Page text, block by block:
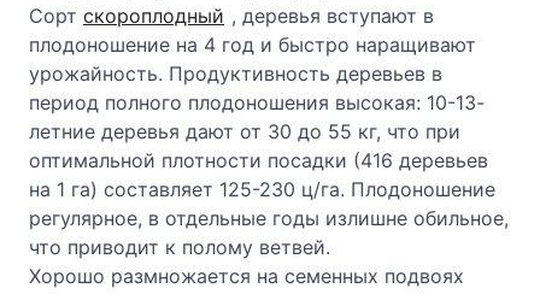
Сорт скороплодный , деревья вступают в
плодоношение на 4 год и быстро наращивают
урожайность. Продуктивность деревьев в
период полного плодоношения высокая: 10-13-
летние деревья дают от 30 до 55 кг, что при
оптимальной плотности посадки (416 деревьев
на 1 га) составляет 125-230 ц/га. Плодоношение
регулярное, в отдельные годы излишне обильное,
что приводит к полому ветвей.
Хорошо размножается на семенных подвоях